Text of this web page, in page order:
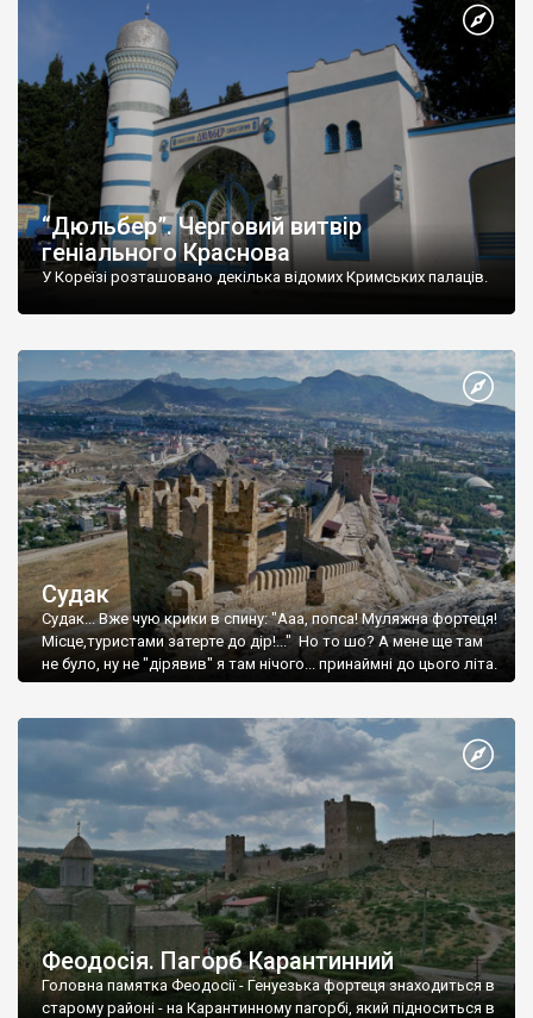
“Дюльбер”. Черговий витвір
геніального Краснова
У Кореїзі розташовано декілька відомих Кримських палаців.
Судак
Судак... Вже чую крики в спину: "Ааа, попса! Муляжна фортеця!
Місце,туристами затерте до дір!..." Но то шо? А мене ще там
не було, ну не "дірявив" я там нічого... принаймні до цього літа.
Феодосія. Пагорб Карантинний
Головна памятка Феодосії - Генуезька фортеця знаходиться в
старому районі - на Карантинному пагорбі, який підноситься в